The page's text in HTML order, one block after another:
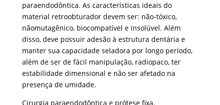
paraendodôntica. As características ideais do
material retroobturador devem ser: não-tóxico,
nãomutagênico, biocompatível e insolúvel. Além
disso, deve possuir adesão à estrutura dentária e
manter sua capacidade seladora por longo período,
além de ser de fácil manipulação, radiopaco, ter
estabilidade dimensional e não ser afetado na
presença de umidade.
Cirurgia paraendodôntica e prótese fixa.